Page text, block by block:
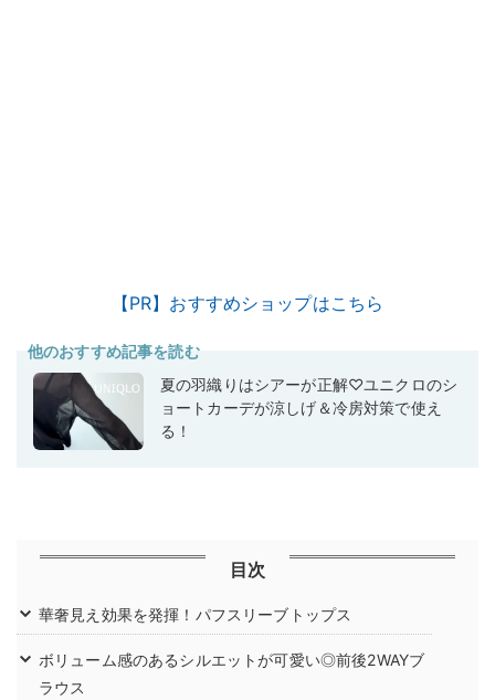
【PR】おすすめショップはこちら
他のおすすめ記事を読む
夏の羽織りはシアーが正解♡ユニクロのシ
ョートカーデが涼しげ＆冷房対策で使え
る！
目次
華奢見え効果を発揮！パフスリーブトップス
ボリューム感のあるシルエットが可愛い◎前後2WAYブ
ラウス